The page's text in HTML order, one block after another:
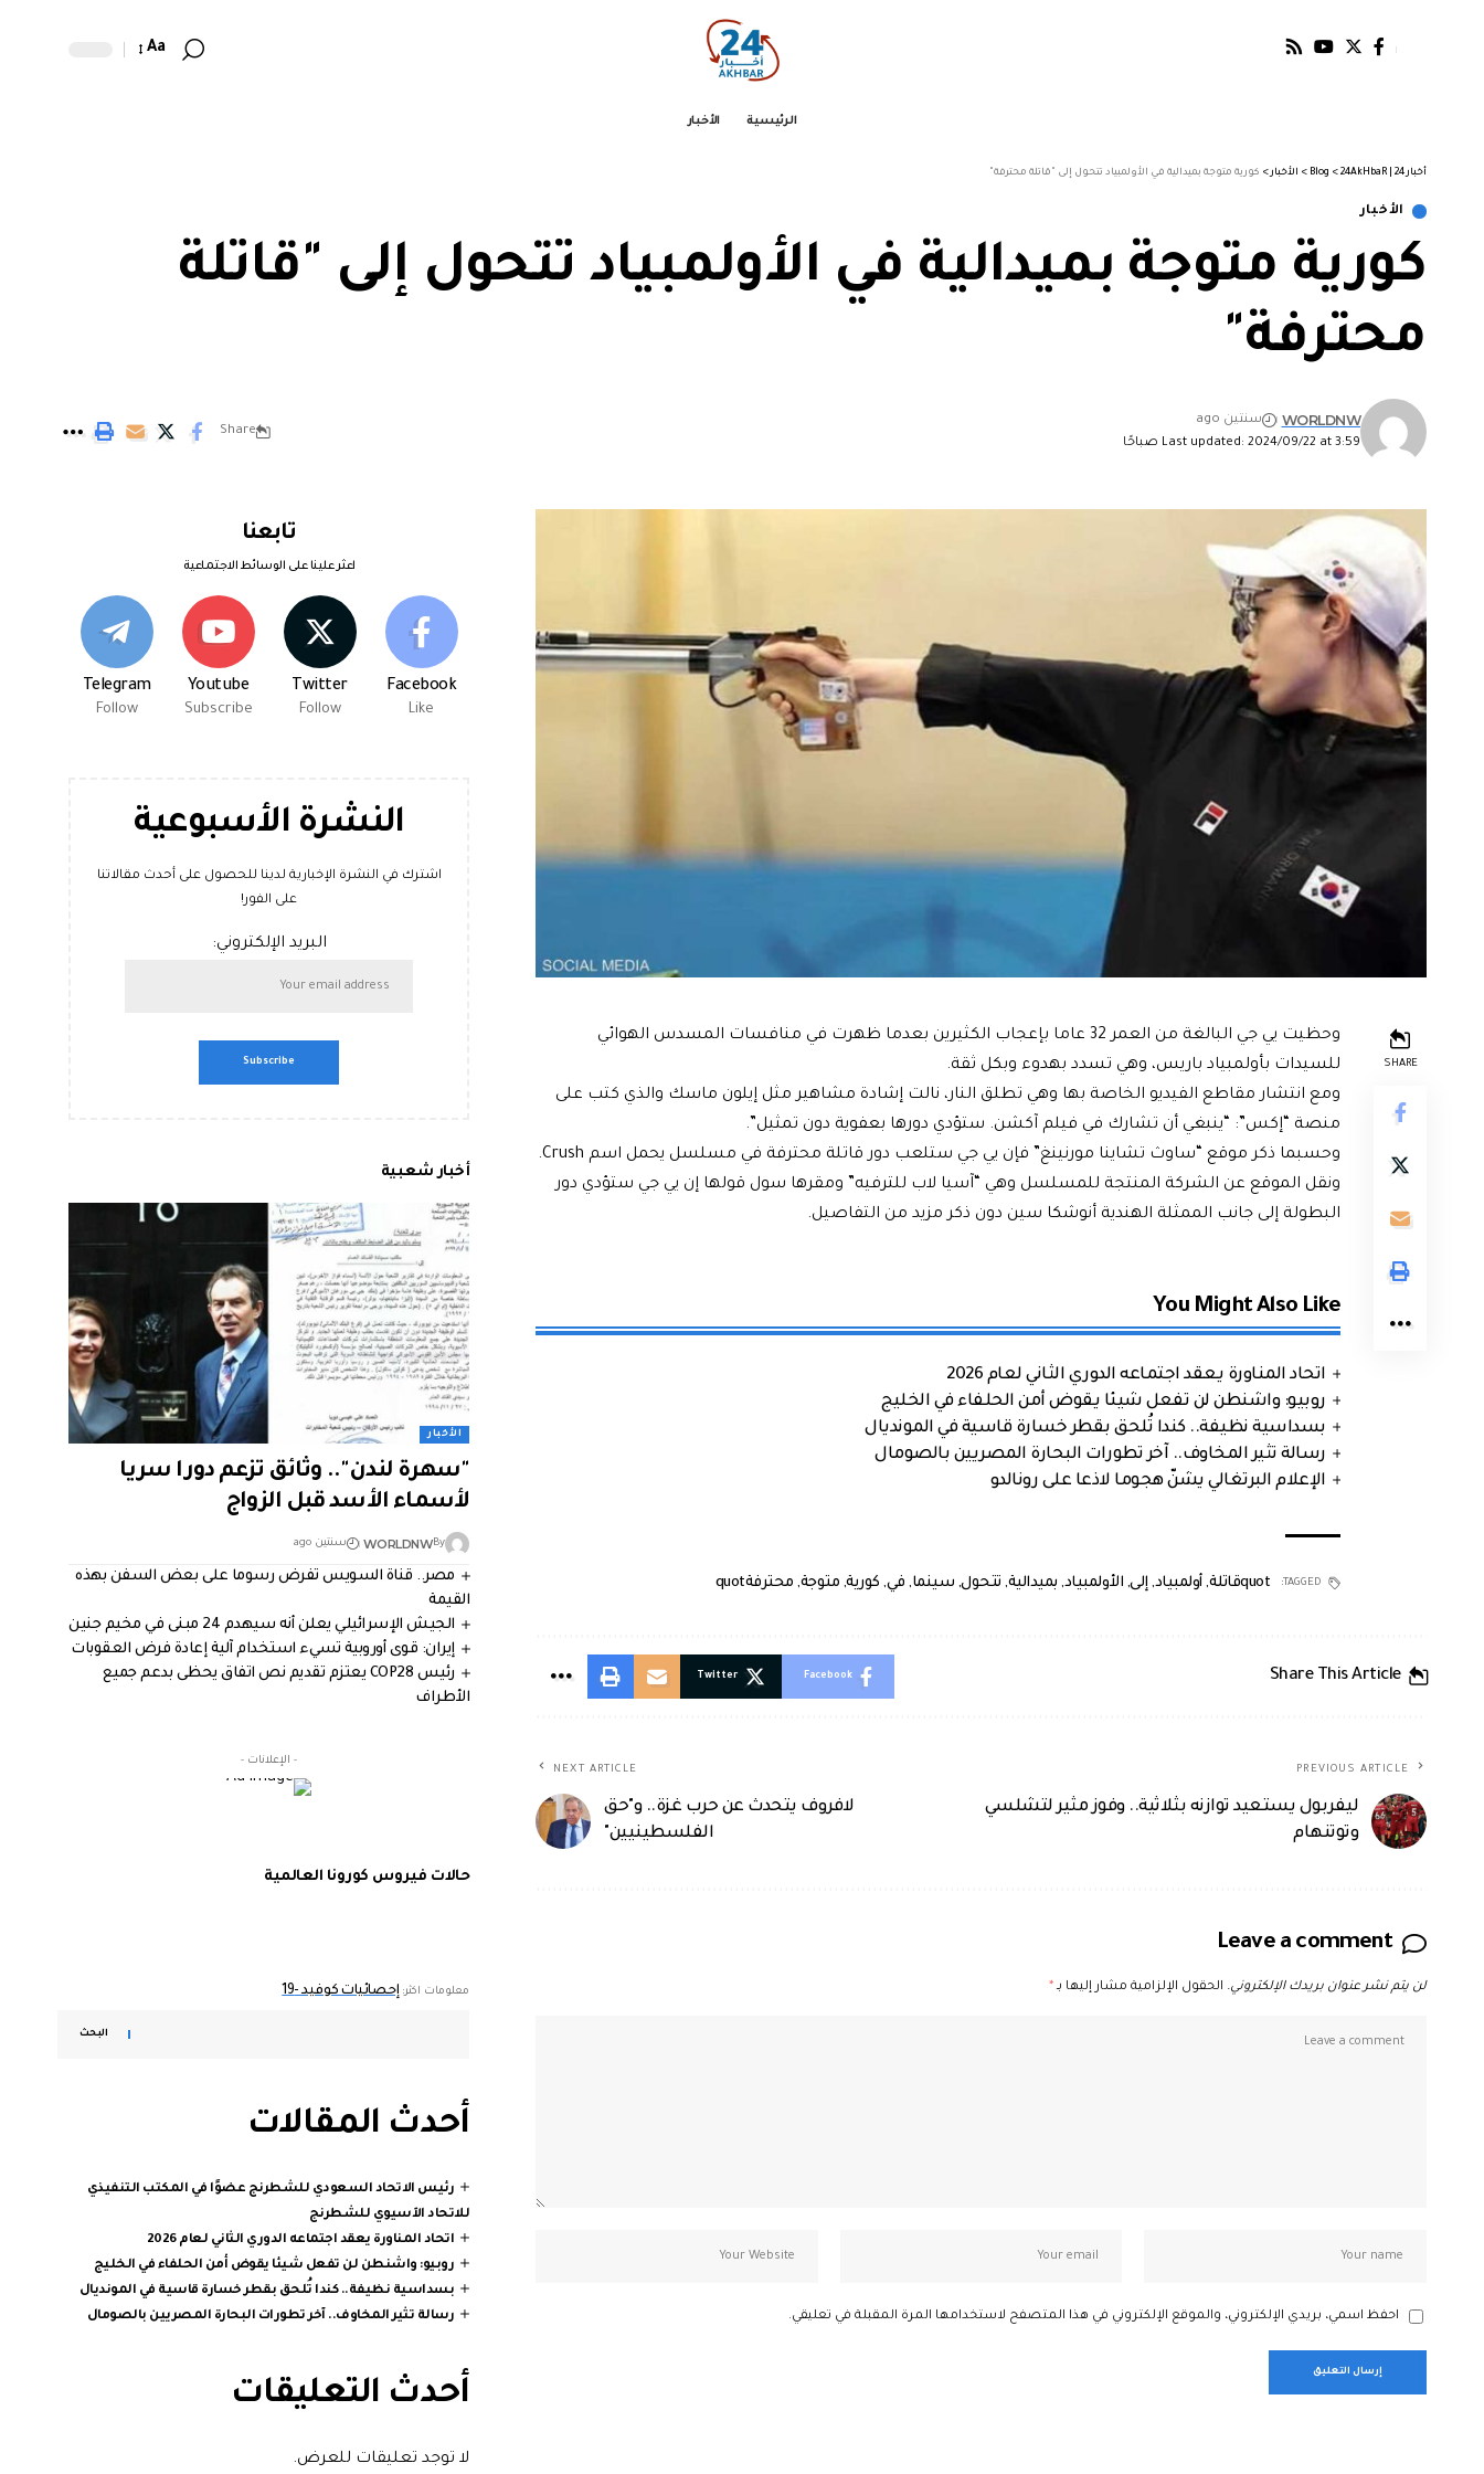
Aa
الرئيسية الأخبار
أخبار 24 | 24AkHbaR >
Blog
> الأخبار > كورية متوجة بميدالية في الأولمبياد تتحول إلى "قاتلة محترفة"
الأخبار
كورية متوجة بميدالية في الأولمبياد تتحول إلى "قاتلة
محترفة"
Last updated: 2024/09/22 at 3:59 صباحًا
WORLDNW
سنتين ago
Share
SHARE
وحظيت يي جي البالغة من العمر 32 عاما بإعجاب الكثيرين بعدما ظهرت في منافسات المسدس الهوائي
للسيدات بأولمبياد باريس، وهي تسدد بهدوء وبكل ثقة.
ومع انتشار مقاطع الفيديو الخاصة بها وهي تطلق النار، نالت إشادة مشاهير مثل إيلون ماسك والذي كتب على
منصة “إكس”: “ينبغي أن تشارك في فيلم آكشن. ستؤدي دورها بعفوية دون تمثيل”.
وحسبما ذكر موقع “ساوث تشاينا مورنينغ” فإن يي جي ستلعب دور قاتلة محترفة في مسلسل يحمل اسم Crush.
ونقل الموقع عن الشركة المنتجة للمسلسل وهي “آسيا لاب للترفيه” ومقرها سول قولها إن يي جي ستؤدي دور
البطولة إلى جانب الممثلة الهندية أنوشكا سين دون ذكر مزيد من التفاصيل.
You Might Also Like
اتحاد المناورة يعقد اجتماعه الدوري الثاني لعام 2026
روبيو: واشنطن لن تفعل شيئا يقوض أمن الحلفاء في الخليج
بسداسية نظيفة.. كندا تُلحق بقطر خسارة قاسية في المونديال
رسالة تثير المخاوف.. آخر تطورات البحارة المصريين بالصومال
الإعلام البرتغالي يشنّ هجوما لاذعا على رونالدو
TAGGED: quotقاتلة , أولمبياد, إلى, الأولمبياد, بميدالية, تتحول, سينما, في, كورية, متوجة, محترفةquot
Share This Article
Facebook
Twitter
PREVIOUS ARTICLE
ليفربول يستعيد توازنه بثلاثية.. وفوز مثير لتشلسي
وتوتنهام
NEXT ARTICLE
لافروف يتحدث عن حرب غزة.. و"حق
الفلسطينيين"
Leave a comment
لن يتم نشر عنوان بريدك الإلكتروني. الحقول الإلزامية مشار إليها بـ*
احفظ اسمي، بريدي الإلكتروني، والموقع الإلكتروني في هذا المتصفح لاستخدامها المرة المقبلة في تعليقي.
تابعنا
اعثر علينا على الوسائط الاجتماعية
Facebook
Like
Twitter
Follow
Youtube
Subscribe
Telegram
Follow
النشرة الأسبوعية
اشترك في النشرة الإخبارية لدينا للحصول على أحدث مقالاتنا
على الفور!
البريد الإلكتروني:
أخبار شعبية
الأخبار
"سهرة لندن".. وثائق تزعم دورا سريا
لأسماء الأسد قبل الزواج
By
WORLDNW سنتين ago
مصر.. قناة السويس تفرض رسوما على بعض السفن بهذه
القيمة
الجيش الإسرائيلي يعلن أنه سيهدم 24 مبنى في مخيم جنين
إيران: قوى أوروبية تسيء استخدام آلية إعادة فرض العقوبات
رئيس COP28 يعتزم تقديم نص اتفاق يحظى بدعم جميع
الأطراف
- الإعلانات -
حالات فيروس كورونا العالمية
معلومات اكثر: إحصائيات كوفيد -19
البحث
أحدث المقالات
رئيس الاتحاد السعودي للشطرنج عضوًا في المكتب التنفيذي
للاتحاد الآسيوي للشطرنج
اتحاد المناورة يعقد اجتماعه الدوري الثاني لعام 2026
روبيو: واشنطن لن تفعل شيئا يقوض أمن الحلفاء في الخليج
بسداسية نظيفة.. كندا تُلحق بقطر خسارة قاسية في المونديال
رسالة تثير المخاوف.. آخر تطورات البحارة المصريين بالصومال
أحدث التعليقات
لا توجد تعليقات للعرض.